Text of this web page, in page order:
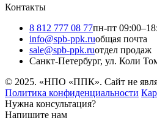
Контакты
8 812 777 08 77пн-пт
info@spb-ppk.ruобщая почта
sale@spb-ppk.ruотдел продаж
Санкт-Петербург, ул. Коли
© 2025. «НПО «ППК». Сайт не
Политика конфиденциальности
Нужна консультация?
Напишите нам